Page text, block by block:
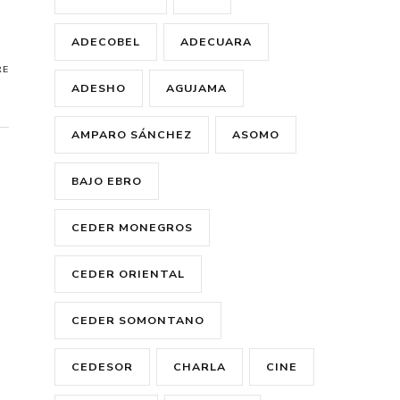
ADECOBEL ADECUARA
ADESHO AGUJAMA
AMPARO SÁNCHEZ ASOMO
BAJO EBRO
CEDER MONEGROS
CEDER ORIENTAL
CEDER SOMONTANO
CEDESOR CHARLA CINE